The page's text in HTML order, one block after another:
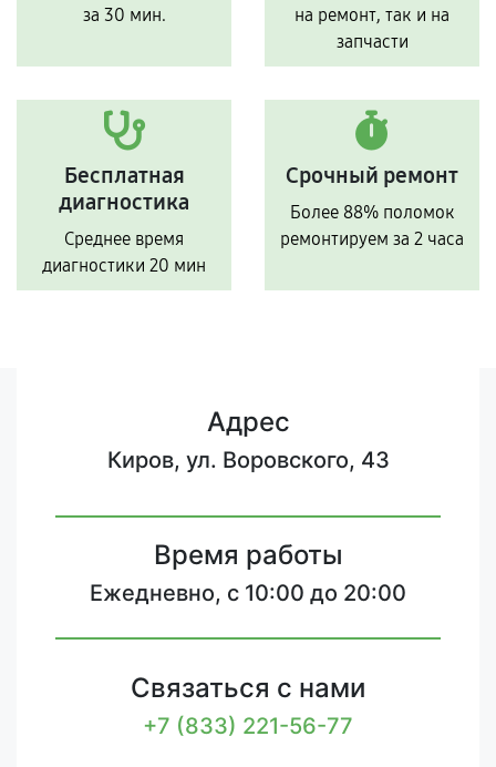
за 30 мин.
на ремонт, так и на
запчасти
Бесплатная
диагностика
Среднее время
диагностики 20 мин
Срочный ремонт
Более 88% поломок
ремонтируем за 2 часа
Адрес
Киров, ул. Воровского, 43
Время работы
Ежедневно, с 10:00 до 20:00
Связаться с нами
+7 (833) 221-56-77